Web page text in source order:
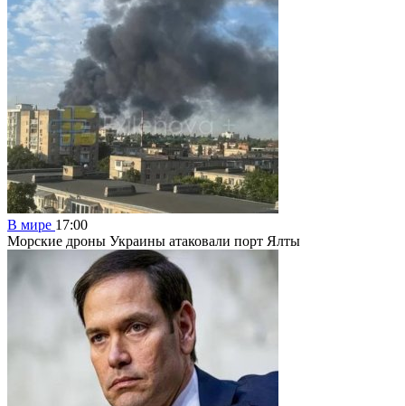
В мире 17:00
Морские дроны Украины атаковали порт Ялты